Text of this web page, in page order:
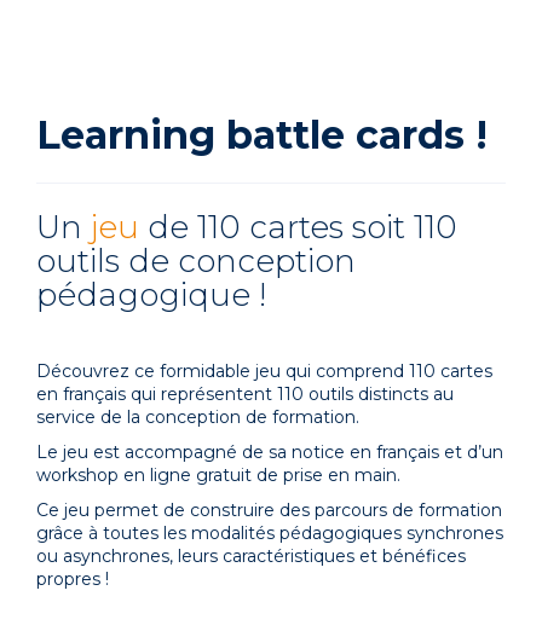
Learning battle cards !
Un jeu de 110 cartes soit 110
outils de conception
pédagogique !
Découvrez ce formidable jeu qui comprend 110 cartes
en français qui représentent 110 outils distincts au
service de la conception de formation.
Le jeu est accompagné de sa notice en français et d’un
workshop en ligne gratuit de prise en main.
Ce jeu permet de construire des parcours de formation
grâce à toutes les modalités pédagogiques synchrones
ou asynchrones, leurs caractéristiques et bénéfices
propres !